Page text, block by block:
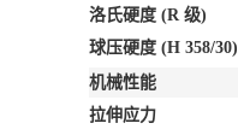
洛氏硬度 (R 级)
球压硬度 (H 358/30)
机械性能
拉伸应力